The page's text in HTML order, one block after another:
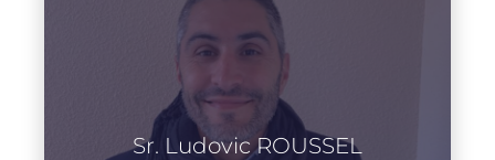
Sr. Ludovic ROUSSEL